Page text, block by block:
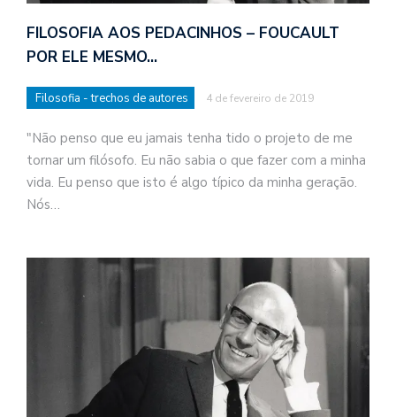
FILOSOFIA AOS PEDACINHOS – FOUCAULT
POR ELE MESMO…
Filosofia - trechos de autores 4 de fevereiro de 2019
"Não penso que eu jamais tenha tido o projeto de me
tornar um filósofo. Eu não sabia o que fazer com a minha
vida. Eu penso que isto é algo típico da minha geração.
Nós…